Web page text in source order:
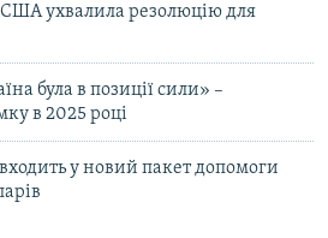
ухвалила резолюцію для
була в позиції сили» –
в 2025 році
у новий пакет допомоги